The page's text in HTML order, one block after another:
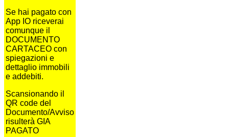
Se hai pagato con
App IO riceverai
comunque il
DOCUMENTO
CARTACEO con
spiegazioni e
dettaglio immobili
e addebiti.
Scansionando il
QR code del
Documento/Avviso
risulterà GIA
PAGATO